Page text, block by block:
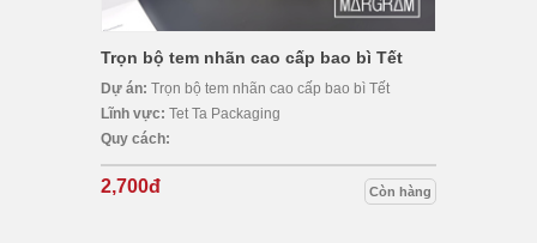
Trọn bộ tem nhãn cao cấp bao bì Tết
Dự án: Trọn bộ tem nhãn cao cấp bao bì Tết
Lĩnh vực: Tet Ta Packaging
Quy cách:
2,700đ Còn hàng